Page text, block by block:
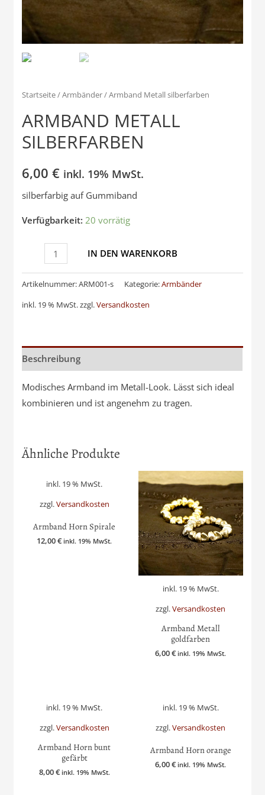
Startseite/Armbänder/ Armband Metall silberfarben
ARMBAND METALL
SILBERFARBEN
6,00€ inkl. 19% MwSt.
silberfarbig auf Gummiband
Verfügbarkeit: 20 vorrätig
Armband
Metall
silberfarben
IN DEN WARENKORB
Artikelnummer:ARM001-s Kategorie:Armbänder
inkl. 19 % MwSt.zzgl.Versandkosten
Beschreibung
Modisches Armband im Metall-Look. Lässt sich ideal
kombinieren und ist angenehm zu tragen.
Ähnliche Produkte
inkl. 19 % MwSt.
zzgl.Versandkosten
Armband Horn Spirale
12,00€ inkl. 19% MwSt.
inkl. 19 % MwSt.
zzgl.Versandkosten
Armband Metall
goldfarben
6,00€ inkl. 19% MwSt.
inkl. 19 % MwSt.
zzgl.Versandkosten
Armband Horn bunt
gefärbt
8,00€ inkl. 19% MwSt.
inkl. 19 % MwSt.
zzgl.Versandkosten
Armband Horn orange
6,00€ inkl. 19% MwSt.